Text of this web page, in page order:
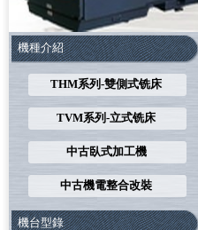
機種介紹
THM系列-雙側式铣床
TVM系列-立式铣床
中古臥式加工機
中古機電整合改裝
機台型錄